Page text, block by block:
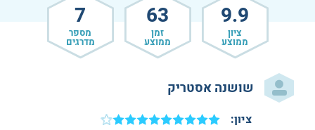
שושנה אסטריק
ציון:
9.9
ציון
ממוצע
63
זמן
ממוצע
7
מספר
מדרגים